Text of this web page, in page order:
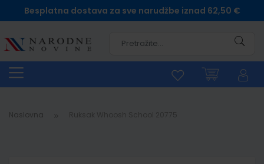
Besplatna dostava za sve narudžbe iznad 62,50 €
Naslovna